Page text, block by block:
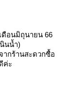
ดือนมิถุนายน 66
นน้ำ)
ากร้านสะดวกซื้อ
ค่ะ